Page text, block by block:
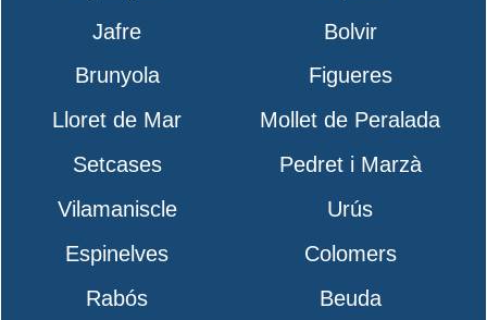
Jafre
Bolvir
Brunyola
Figueres
Lloret de Mar
Mollet de Peralada
Setcases
Pedret i Marzà
Vilamaniscle
Urús
Espinelves
Colomers
Rabós
Beuda